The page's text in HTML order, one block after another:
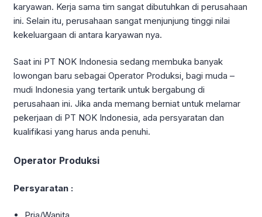
karyawan. Kerja sama tim sangat dibutuhkan di perusahaan
ini. Selain itu, perusahaan sangat menjunjung tinggi nilai
kekeluargaan di antara karyawan nya.
Saat ini PT NOK Indonesia sedang membuka banyak
lowongan baru sebagai Operator Produksi, bagi muda –
mudi Indonesia yang tertarik untuk bergabung di
perusahaan ini. Jika anda memang berniat untuk melamar
pekerjaan di PT NOK Indonesia, ada persyaratan dan
kualifikasi yang harus anda penuhi.
Operator Produksi
Persyaratan :
Pria/Wanita